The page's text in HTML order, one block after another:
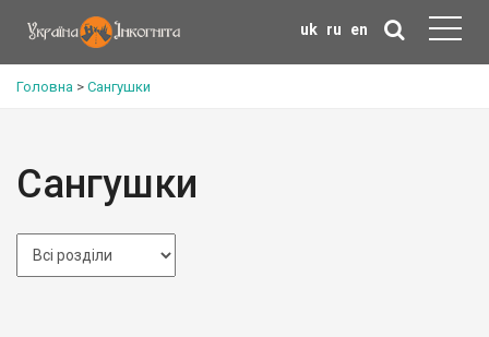
uk ru en
Головна > Сангушки
Сангушки